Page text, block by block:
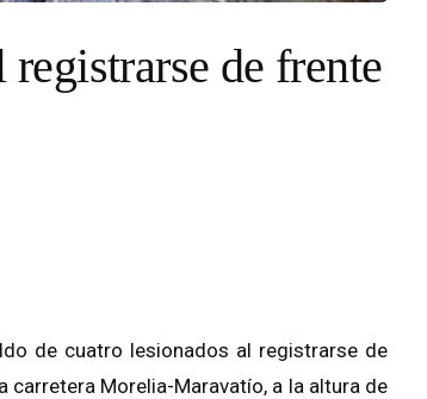
de frente
de cuatro lesionados al registrarse de
carretera Morelia-Maravatío, a la altura de